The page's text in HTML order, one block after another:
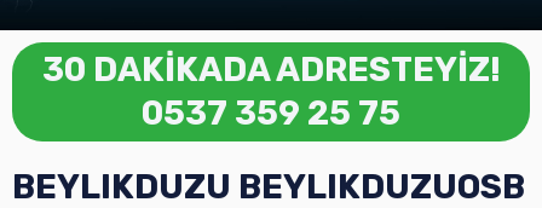
30 DAKİKADA ADRESTEYİZ!
0537 359 25 75
BEYLIKDUZU BEYLIKDUZUOSB